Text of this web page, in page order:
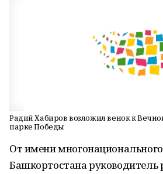
Радий Хабиров возложил венок к
парке Победы
От имени
Башкортостана руководитель